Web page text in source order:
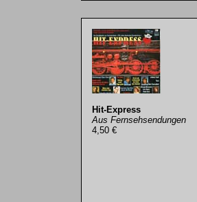
Hit-Express
Aus Fernsehsendungen
4,50 €